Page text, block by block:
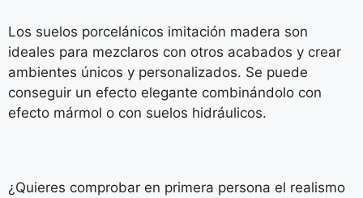
Los suelos porcelánicos imitación madera son
ideales para mezclaros con otros acabados y crear
ambientes únicos y personalizados. Se puede
conseguir un efecto elegante combinándolo con
efecto mármol o con suelos hidráulicos.
¿Quieres comprobar en primera persona el realismo